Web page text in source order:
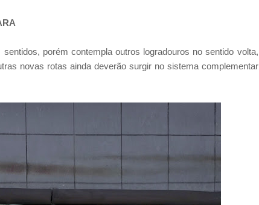
porém contempla outros logradouros no sentido volta,
novas rotas ainda deverão surgir no sistema complementar